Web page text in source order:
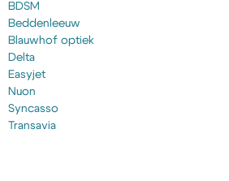
BDSM
Beddenleeuw
Blauwhof optiek
Delta
Easyjet
Nuon
Syncasso
Transavia